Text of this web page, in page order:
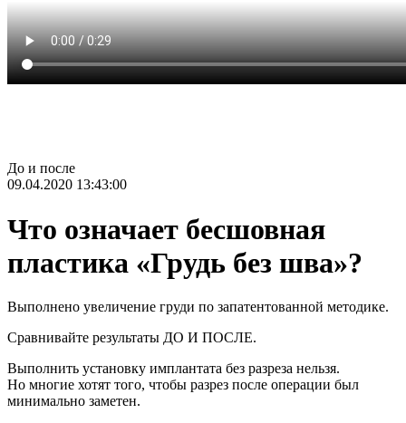
До и после
09.04.2020 13:43:00
Что означает бесшовная
пластика «Грудь без шва»?
Выполнено увеличение груди по запатентованной методике.
Сравнивайте результаты ДО И ПОСЛЕ.
Выполнить установку имплантата без разреза нельзя.
Но многие хотят того, чтобы разрез после операции был
минимально заметен.